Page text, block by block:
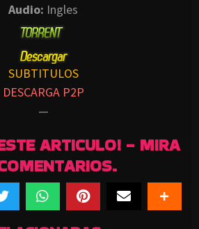
Audio: Ingles
SUBTITULOS
DESCARGA P2P
—
ARTICULO! - MIRA